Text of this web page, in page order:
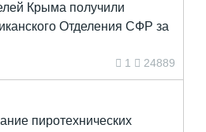
Крыма получили
Отделения СФР за
1 24889
пиротехнических